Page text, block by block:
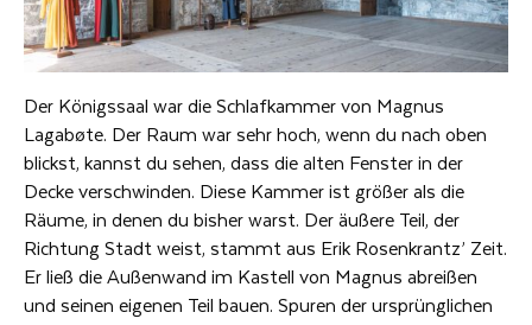
Der Königssaal war die Schlafkammer von Magnus
Lagabøte. Der Raum war sehr hoch, wenn du nach oben
blickst, kannst du sehen, dass die alten Fenster in der
Decke verschwinden. Diese Kammer ist größer als die
Räume, in denen du bisher warst. Der äußere Teil, der
Richtung Stadt weist, stammt aus Erik Rosenkrantz’ Zeit.
Er ließ die Außenwand im Kastell von Magnus abreißen
und seinen eigenen Teil bauen. Spuren der ursprünglichen